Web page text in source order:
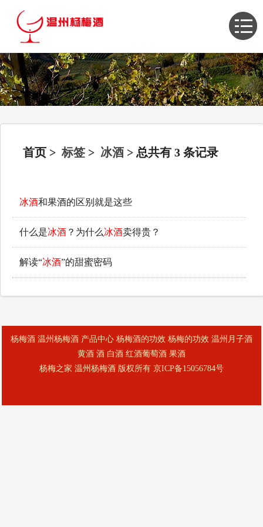
首页 > 标签 > 冰酒 > 总共有 3 条记录
冰酒和果酒的区别就是这些
什么是冰酒 ？为什么冰酒卖得贵？
解读“冰酒”的甜蜜密码
杨梅酒 温州杨梅酒 产品中心 杨梅酒的功效 杨梅的功效 温州月子酒
黄酒 酒 白酒 红酒葡萄酒 果酒
杨梅之家 温州杨梅酒 版权所有 京ICP备15056784号